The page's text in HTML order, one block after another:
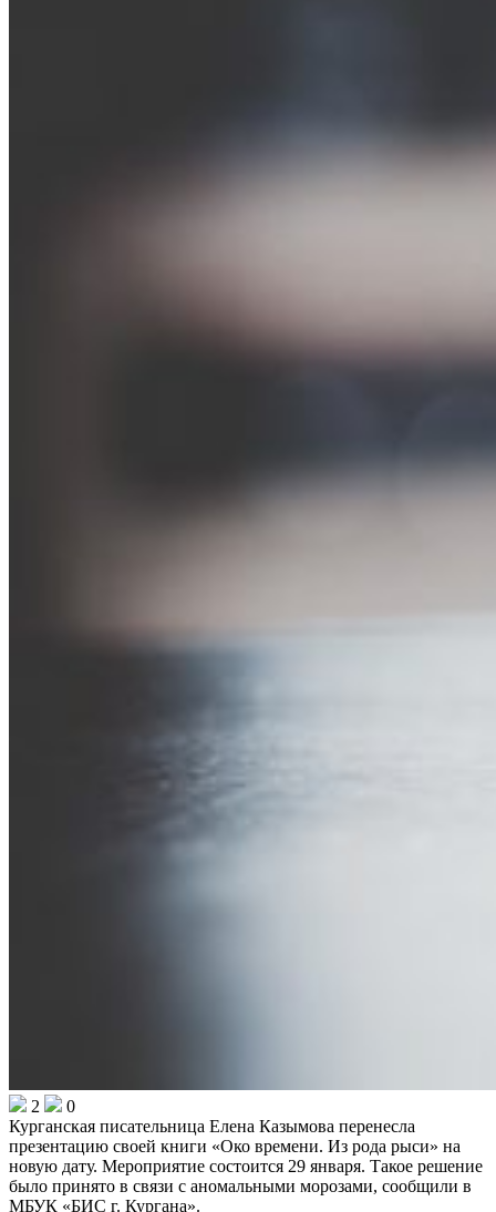
2
0
Курганская писательница Елена Казымова перенесла
презентацию своей книги «Око времени. Из рода рыси» на
новую дату. Мероприятие состоится 29 января. Такое решение
было принято в связи с аномальными морозами, сообщили в
МБУК «БИС г. Кургана».